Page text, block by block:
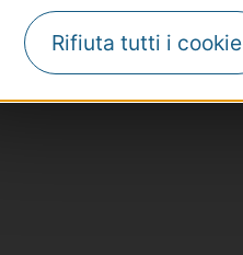
Rifiuta tutti i cookie